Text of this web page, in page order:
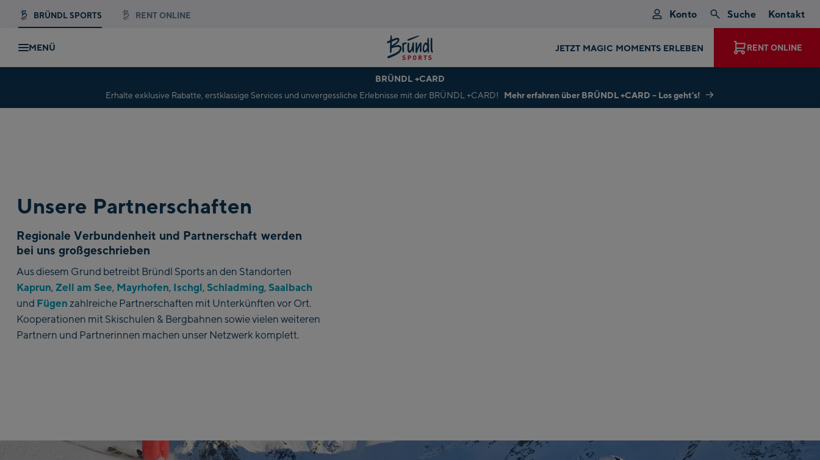
BRÜNDL SPORTS RENT ONLINE Konto Suche Kontakt
MENÜ
NEUESTE PRODUKTE, MARKEN UND MODELLE
RENT ONLINE
BRÜNDL +CARD
Erhalte exklusive Rabatte, erstklassige Services und unvergessliche Erlebnisse mit der BRÜNDL +CARD!
Mehr erfahren über BRÜNDL +CARD – Los geht's!
Unsere Partnerschaften
Regionale Verbundenheit und Partnerschaft werden
bei uns großgeschrieben
Aus diesem Grund betreibt Bründl Sports an den Standorten
Kaprun, Zell am See, Mayrhofen, Ischgl, Schladming, Saalbach
und Fügen zahlreiche Partnerschaften mit Unterkünften vor Ort.
Kooperationen mit Skischulen & Bergbahnen sowie vielen weiteren
Partnern und Partnerinnen machen unser Netzwerk komplett.